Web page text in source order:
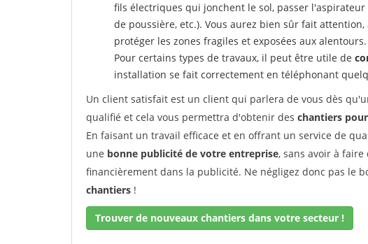
fils électriques qui jonchent le sol, passer
de poussière, etc.). Vous aurez bien sûr fait
protéger les zones fragiles et exposées aux alentours.
Pour certains types de travaux, il peut être utile de
installation se fait correctement en téléphonant
Un client satisfait est un client qui parlera de vous dès
qualifié et cela vous permettra d'obtenir des chantiers
En faisant un travail efficace et en offrant un service de
une bonne publicité de votre entreprise, sans avoir à
financièrement dans la publicité. Ne négligez donc pas le
chantiers !
Trouver de nouveaux chantiers dans votre secteur !